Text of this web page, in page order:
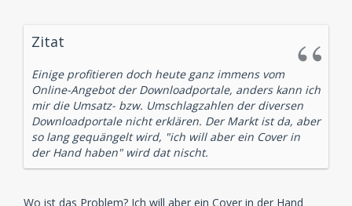
Zitat
Einige profitieren doch heute ganz immens vom
Online-Angebot der Downloadportale, anders kann ich
mir die Umsatz- bzw. Umschlagzahlen der diversen
Downloadportale nicht erklären. Der Markt ist da, aber
so lang gequängelt wird, "ich will aber ein Cover in
der Hand haben" wird dat nischt.
Wo ist das Problem? Ich will aber ein Cover in der Hand